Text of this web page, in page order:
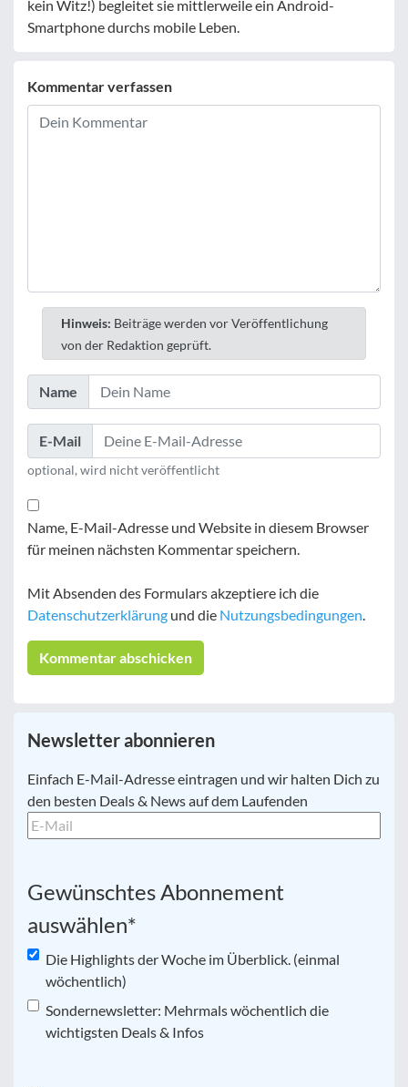
kein Witz!) begleitet sie mittlerweile ein Android-
Smartphone durchs mobile Leben.
Kommentar verfassen
Hinweis: Beiträge werden vor Veröffentlichung
von der Redaktion geprüft.
Name
E-Mail
optional, wird nicht veröffentlicht
Name, E-Mail-Adresse und Website in diesem Browser
für meinen nächsten Kommentar speichern.
Mit Absenden des Formulars akzeptiere ich die
Datenschutzerklärung und die Nutzungsbedingungen.
Newsletter abonnieren
E-
Mail *
Einfach E-Mail-Adresse eintragen und wir halten Dich zu
den besten Deals & News auf dem Laufenden
Gewünschtes Abonnement
auswählen*
Die Highlights der Woche im Überblick. (einmal
wöchentlich)
Sondernewsletter: Mehrmals wöchentlich die
wichtigsten Deals & Infos